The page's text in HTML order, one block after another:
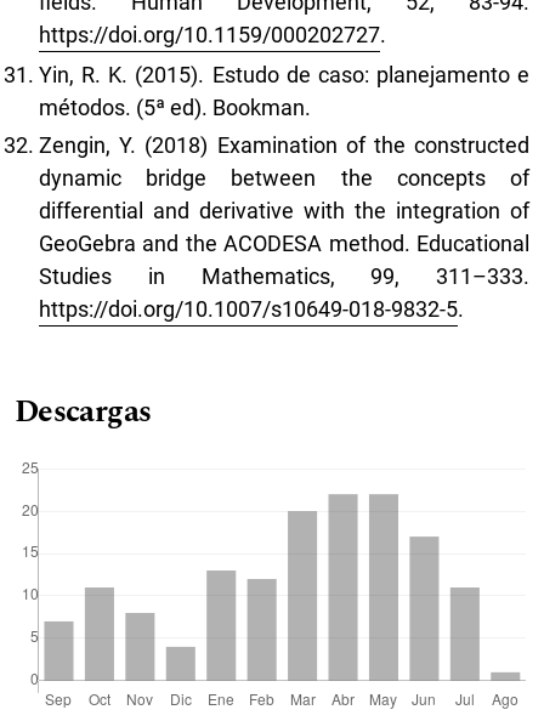
https://doi.org/10.1159/000202727.
Yin, R. K. (2015). Estudo de caso: planejamento e
métodos. (5ª ed). Bookman.
Zengin, Y. (2018) Examination of the constructed
dynamic bridge between the concepts of
differential and derivative with the integration of
GeoGebra and the ACODESA method. Educational
Studies in Mathematics, 99, 311–333.
https://doi.org/10.1007/s10649-018-9832-5.
Descargas